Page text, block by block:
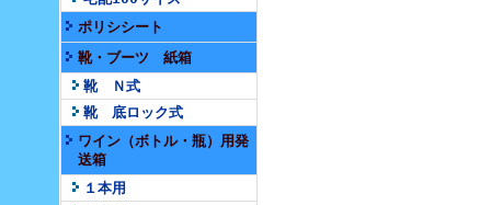
ポリシシート
靴・ブーツ 紙箱
靴 Ｎ式
靴 底ロック式
ワイン（ボトル・瓶）用発
送箱
１本用